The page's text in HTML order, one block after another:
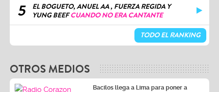
5
EL BOGUETO, ANUEL AA , FUERZA REGIDA Y
YUNG BEEFCUANDO NO ERA CANTANTE
TODO EL RANKING
OTROS MEDIOS
Bacilos llega a Lima para poner a